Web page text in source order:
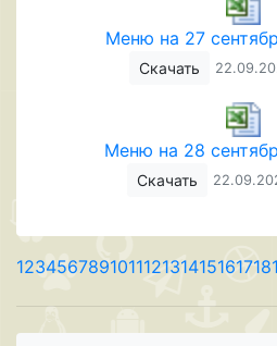
Меню на 27
Скачать
Меню на 28
Скачать
123456789101112131415161718